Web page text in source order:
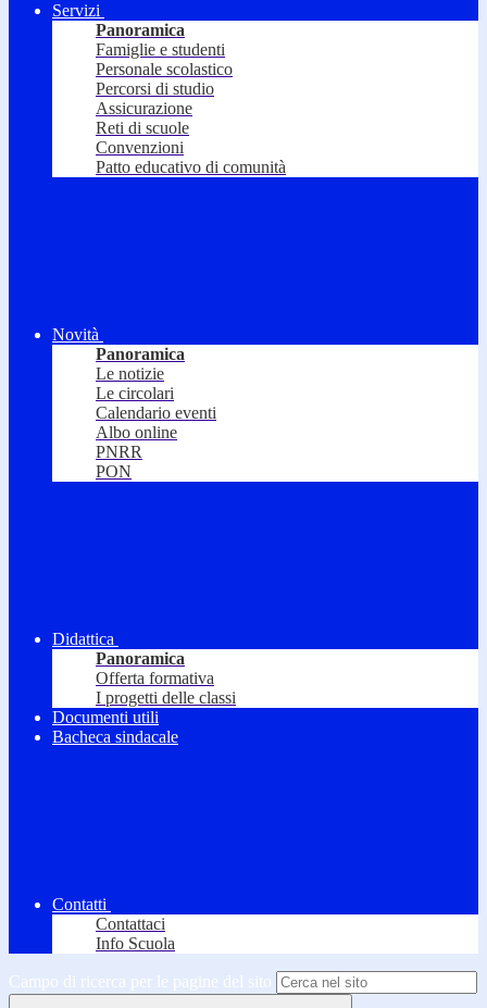
Servizi
Panoramica
Famiglie e studenti
Personale scolastico
Percorsi di studio
Assicurazione
Reti di scuole
Convenzioni
Patto educativo di comunità
Novità
Panoramica
Le notizie
Le circolari
Calendario eventi
Albo online
PNRR
PON
Didattica
Panoramica
Offerta formativa
I progetti delle classi
Documenti utili
Bacheca sindacale
Contatti
Contattaci
Info Scuola
Campo di ricerca per le pagine del sito